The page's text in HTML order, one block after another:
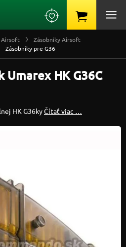
Airsoft
Zásobníky Airsoft
Zásobníky pre G36
HK G36C
HK G36kyČítať viac …